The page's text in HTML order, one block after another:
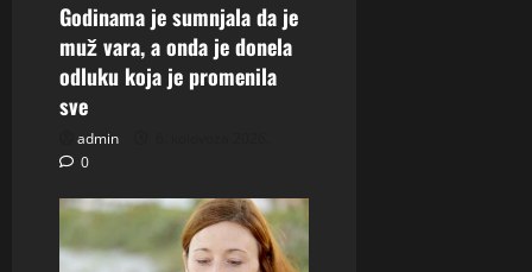
Godinama je sumnjala da je
muž vara, a onda je donela
odluku koja je promenila
sve
admin
0